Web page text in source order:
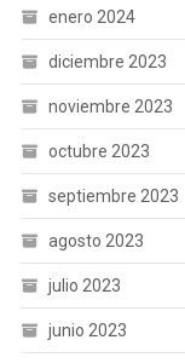
enero 2024
diciembre 2023
noviembre 2023
octubre 2023
septiembre 2023
agosto 2023
julio 2023
junio 2023